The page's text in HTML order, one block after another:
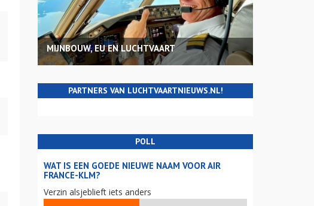
MIJNBOUW, EU EN LUCHTVAART
PARTNERS VAN LUCHTVAARTNIEUWS.NL!
POLL
WAT IS EEN GOEDE NIEUWE NAAM VOOR AIR
FRANCE-KLM?
Verzin alsjeblieft iets anders